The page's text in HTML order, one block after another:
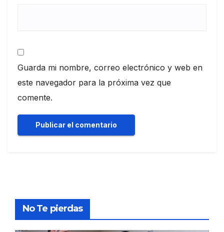
Guarda mi nombre, correo electrónico y web en
este navegador para la próxima vez que
comente.
No Te pierdas